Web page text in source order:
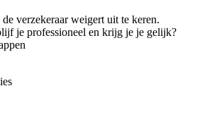
verzekeraar weigert uit te keren.
je professioneel en krijg je je gelijk?